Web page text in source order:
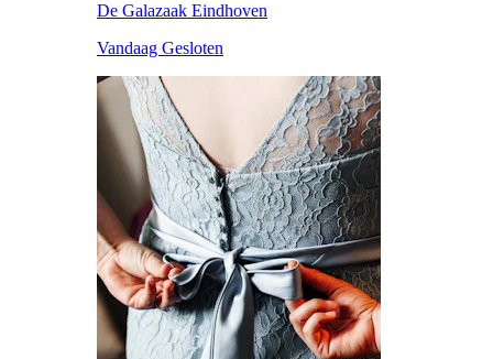
De Galazaak Eindhoven
Vandaag Gesloten